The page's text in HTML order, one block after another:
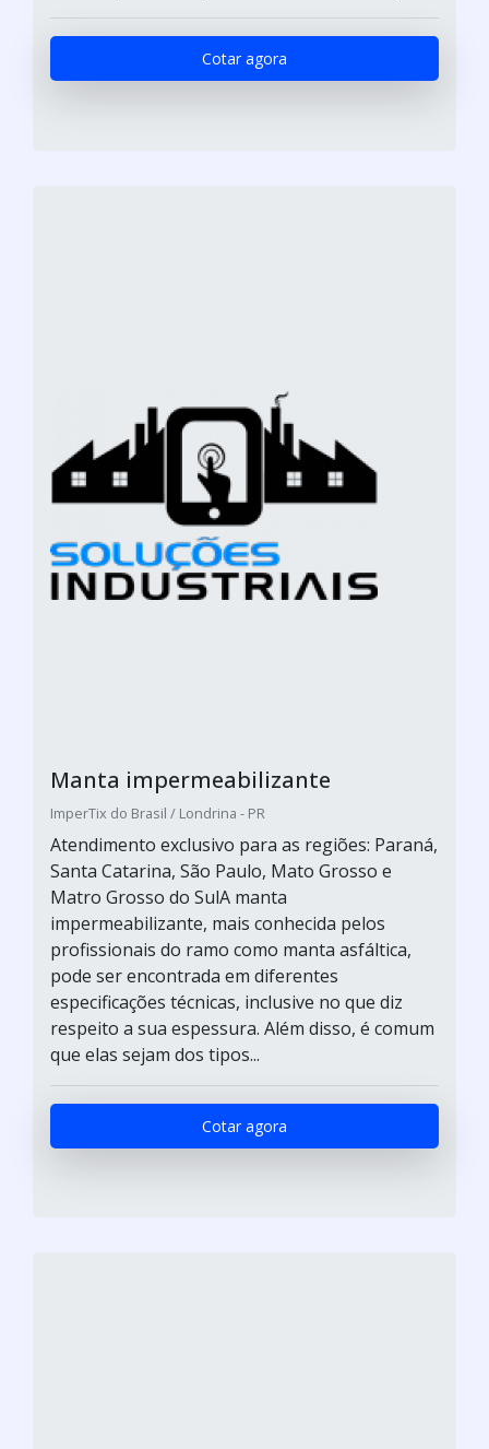
Cotar agora
Manta impermeabilizante
ImperTix do Brasil / Londrina - PR
Atendimento exclusivo para as regiões: Paraná,
Santa Catarina, São Paulo, Mato Grosso e
Matro Grosso do SulA manta
impermeabilizante, mais conhecida pelos
profissionais do ramo como manta asfáltica,
pode ser encontrada em diferentes
especificações técnicas, inclusive no que diz
respeito a sua espessura. Além disso, é comum
que elas sejam dos tipos...
Cotar agora